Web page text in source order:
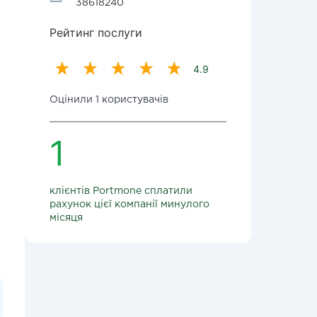
38618240
Рейтинг послуги
4.9
Оцінили 1 користувачів
1
клієнтів Portmone сплатили
рахунок цієї компанії минулого
місяця